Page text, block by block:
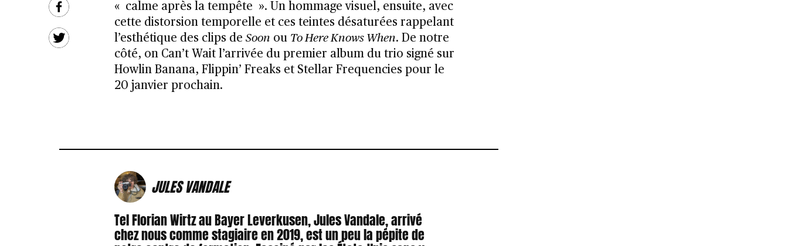
« calme après la tempête ». Un hommage visuel, ensuite, avec
cette distorsion temporelle et ces teintes désaturées rappelant
l’esthétique des clips de Soon ou To Here Knows When. De notre
côté, on Can’t Wait l’arrivée du premier album du trio signé sur
Howlin Banana, Flippin’ Freaks et Stellar Frequencies pour le
20 janvier prochain.
JULES VANDALE
Tel Florian Wirtz au Bayer Leverkusen, Jules Vandale, arrivé
chez nous comme stagiaire en 2019, est un peu la pépite de